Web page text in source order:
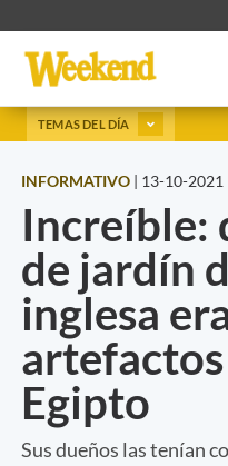
TEMAS DEL DÍA
INFORMATIVO | 13-10-2021
Increíble:
de jardín
inglesa
Egipto
Sus dueños las tenían